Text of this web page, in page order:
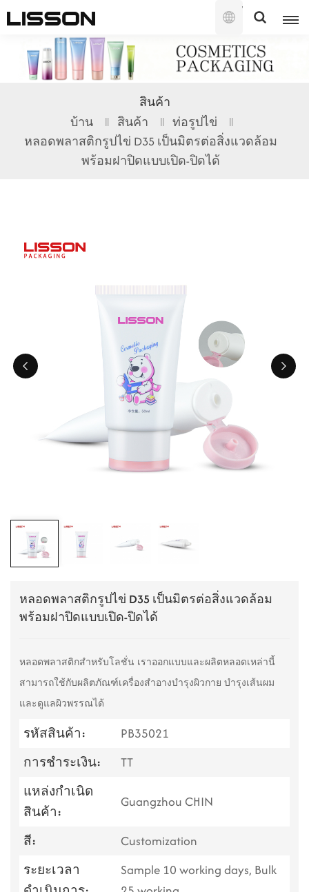
ไทย
English
français
русский
Tiếng việt
中文
สินค้า
บ้าน สินค้า
ท่อรูปไข่
หลอดพลาสติกรูปไข่ D35 เป็นมิตรต่อสิ่งแวดล้อม
พร้อมฝาปิดแบบเปิด-ปิดได้
หลอดพลาสติกรูปไข่ D35 เป็นมิตรต่อสิ่งแวดล้อม
พร้อมฝาปิดแบบเปิด-ปิดได้
หลอดพลาสติกสำหรับโลชั่น เราออกแบบและผลิตหลอดเหล่านี้
สามารถใช้กับผลิตภัณฑ์เครื่องสำอางบำรุงผิวกาย บำรุงเส้นผม
และดูแลผิวพรรณได้
รหัสสินค้า:
PB35021
การชำระเงิน:
TT
แหล่งกำเนิด
สินค้า:
Guangzhou CHIN
สี:
Customization
ระยะเวลา
Sample 10 working days, Bulk